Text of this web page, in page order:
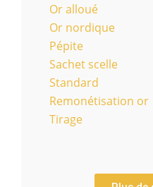
Or alloué
Or nordique
Pépite
Sachet scelle
Standard
Remonétisation or
Tirage